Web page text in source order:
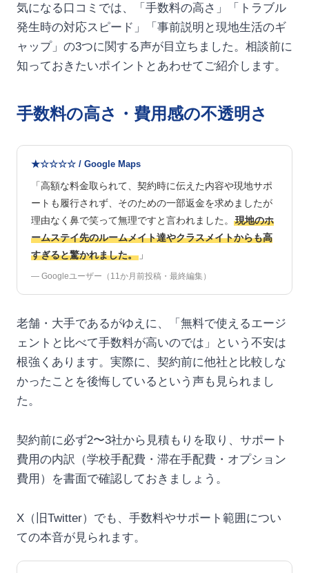
気になる口コミでは、「手数料の高さ」「トラブル
発生時の対応スピード」「事前説明と現地生活のギ
ャップ」の3つに関する声が目立ちました。相談前に
知っておきたいポイントとあわせてご紹介します。
手数料の高さ・費用感の不透明さ
★☆☆☆☆ / Google Maps
「高額な料金取られて、契約時に伝えた内容や現地サポ
ートも履行されず、そのための一部返金を求めましたが
理由なく鼻で笑って無理ですと言われました。
現地のホ
ームステイ先のルームメイト達やクラスメイトからも高
すぎると驚かれました。」
— Googleユーザー（11か月前投稿・最終編集）
老舗・大手であるがゆえに、「無料で使えるエージ
ェントと比べて手数料が高いのでは」という不安は
根強くあります。実際に、契約前に他社と比較しな
かったことを後悔しているという声も見られまし
た。
契約前に必ず2〜3社から見積もりを取り、サポート
費用の内訳（学校手配費・滞在手配費・オプション
費用）を書面で確認しておきましょう。
X（旧Twitter）でも、手数料やサポート範囲につい
ての本音が見られます。